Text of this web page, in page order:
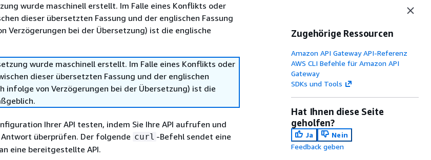
wurde maschinell erstellt. Im Falle eines Konflikts oder
dieser übersetzten Fassung und der englischen Fassung
Verzögerungen bei der Übersetzung) ist die englische
wurde maschinell erstellt. Im Falle eines Konflikts oder
dieser übersetzten Fassung und der englischen
infolge von Verzögerungen bei der Übersetzung) ist die
Ihrer API testen, indem Sie Ihre API aufrufen und
Antwort überprüfen. Der folgende curl -Befehl sendet eine
eine bereitgestellte API.
Zugehörige Ressourcen
Amazon API Gateway API-Referenz
AWS CLI Befehle für Amazon API
Gateway
SDKs und Tools
Hat Ihnen diese Seite
geholfen?
Ja
Nein
Feedback geben